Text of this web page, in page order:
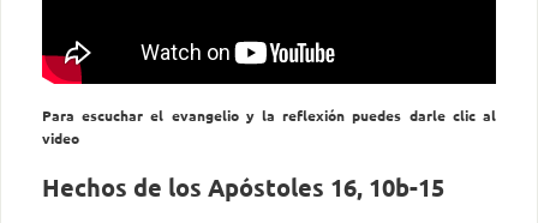
Para escuchar el evangelio y la reflexión puedes darle clic al
video
Hechos de los Apóstoles 16, 10b-15